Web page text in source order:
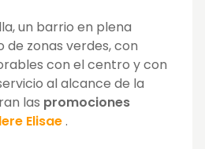
un barrio en plena
de zonas verdes, con
con el centro y con
al alcance de la
las promociones
Elisae.